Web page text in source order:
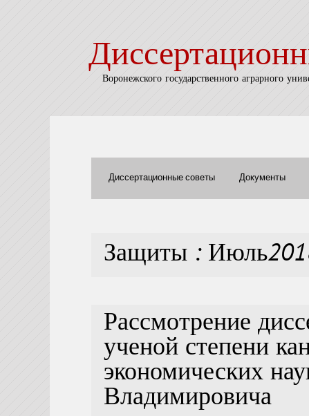
Воронежского государственного аграрного
Диссертационные советы Документы
Защиты :
Рассмотрение
ученой степени
экономических
Владимировича